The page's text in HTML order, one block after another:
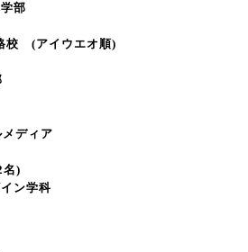
部
校 (アイウエオ順)
ディア
)
ン学科